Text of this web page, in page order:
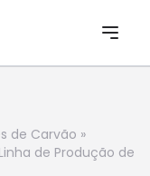
de Carvão »
de Produção de